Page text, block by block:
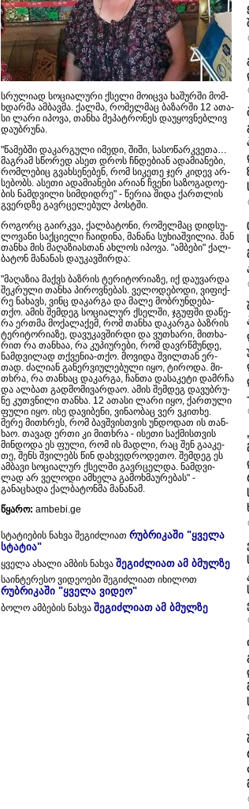
სრუ­ლი­ად სო­ცი­ა­ლუ­რი ქსე­ლი მო­იც­ვა ხა­შურ­ში მომ­
ხდარ­მა ამ­ბავ­მა. ქალ­მა, რო­მელ­მაც ბა­ზარ­ში 12 ათა­
სი ლარი იპო­ვა, თან­ხა მე­პატ­რო­ნეს და­უ­ყოვ­ნებ­ლივ
და­უბ­რუ­ნა.
"წა­მებ­ში და­კარ­გუ­ლი იმე­დი, შიში, სა­სო­წარ­კვე­თა…
მაგ­რამ სწო­რედ ასეთ დროს ჩნდე­ბი­ან ადა­მი­ა­ნე­ბი,
რომ­ლე­ბიც გვახ­სე­ნე­ბენ, რომ სი­კე­თე ჯერ კი­დევ არ­
სე­ბობს. ასე­თი ადა­მი­ა­ნე­ბი არი­ან ჩვე­ნი სა­ზო­გა­დო­ე­
ბის ნამ­დვი­ლი სიმ­დიდ­რე" - წე­რია შიდა ქარ­თლის
გვერ­დზე გავ­რცე­ლე­ბულ პოს­ტში.
რო­გორც გა­ირ­კვა, ქალ­ბა­ტო­ნი, რო­მელ­მაც დიდსუ­
ლო­ვა­ნი საქ­ცი­ე­ლი ჩა­ი­დი­ნა, მა­ნა­ნა სუ­ხი­აშ­ვი­ლია. მან
თან­ხა მის მა­ღა­ზი­ას­თან ახ­ლოს იპო­ვა. "ამბები" ქალ­
ბა­ტონ მა­ნა­ნას და­უ­კავ­შირ­და:
"მა­ღა­ზია მაქვს ბაზ­რის ტე­რი­ტო­რი­ა­ზე, იქ და­უ­ვარ­და
შეკ­რუ­ლი თან­ხა პი­როვ­ნე­ბას. ვე­ლო­დე­ბო­დი, ვი­ფიქ­
რე ნა­ხავს, ვინც და­კარ­გა და მალე მობ­რუნ­დე­ბა-
თქო. ამის შემ­დეგ სო­ცი­ა­ლურ ქსელ­ში, ჯგუფ­ში და­წე­
რა ერ­თმა მო­ქა­ლა­ქემ, რომ თან­ხა და­კარ­გა ბაზ­რის
ტე­რი­ტო­რი­ა­ზე, და­ვუ­კავ­შირ­დი და ვუ­თხა­რი, მი­თხა­
რით რა თან­ხაა, რა კუ­პი­უ­რე­ბი, რომ დავ­რწმუნ­დე,
ნამ­დვი­ლად თქვე­ნია-თქო. მო­ვი­და შვილ­თან ერ­
თად. ძა­ლი­ან გა­ნერ­ვი­უ­ლე­ბუ­ლი იყო, ტი­რო­და. მი­
თხრა, რა თან­ხაც და­კარ­გა, ჩან­თა და­სა­კე­ტი დამ­რჩა
და ალ­ბათ გად­მო­მი­ვარ­დაო. ამის შემ­დეგ და­ვუბ­რუ­
ნე კუთ­ვნი­ლი თან­ხა. 12 ათა­სი ლარი იყო, ქარ­თუ­ლი
ფული იყო. ისე და­ვი­ბე­ნი, ვი­ნა­ო­ბაც ვერ ვკი­თხე.
მერე მი­თხრეს, რომ ბავ­შვის­თვის უნ­დო­დათ ის თან­
ხაო. თა­ვად ერთი კი მი­თხრა - ისე­თი საქ­მის­თვის
მინ­დო­და ეს ფული, რომ ის მად­ლი, რაც შენ გა­ა­კე­
თე, შენს შვი­ლებს წინ დახ­ვედ­რო­დე­თო. შემ­დეგ ეს
ამ­ბა­ვი სო­ცი­ა­ლურ ქსელ­ში გავ­რცელ­და. ნამ­დვი­
ლად არ ვე­ლო­დი ამ­ხე­ლა გა­მოხ­მა­უ­რე­ბას" -
განაცხადა ქალ­ბა­ტო­ნმა მა­ნა­ნამ.
წყარო: ambebi.ge
სტატიების ნახვა შეგიძლიათ რუბრიკაში "ყველა
სტატია"
ყველა ახალი ამბის ნახვა შეგიძლიათ ამ ბმულზე
საინტერესო ვიდეოები შეგიძლიათ იხილოთ
რუბრიკაში "ყველა ვიდეო"
ბოლო ამბების ნახვა შეგიძლიათ ამ ბმულზე